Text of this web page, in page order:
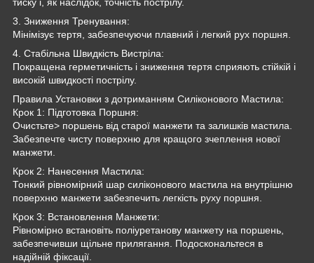
3. Зниження Тренування:
Мінімізує тертя, забезпечуючи плавний і легкий рух поршня.
4. Стабільна Швидкість Вистріла:
Покращена герметичність і зниження тертя сприяють стійкій і
високій швидкості пострілу.
Правила Установки з дотриманням Силіконового Мастила:
Крок 1: Підготовка Поршня:
Очистьте> поршень від старої манжети та залишків мастила.
Забезпечте чисту поверхню для кращого зчеплення нової
манжети.
Крок 2: Нанесення Мастила:
Тонкий рівномірний шар силіконового мастила на внутрішню
поверхню манжети забезпечить легкість руху поршня.
Крок 3: Встановлення Манжети:
Рівномірно встановіть поліуретанову манжету на поршень,
забезпечивши щільне прилягання. Подоскональтеся в
надійній фіксації.